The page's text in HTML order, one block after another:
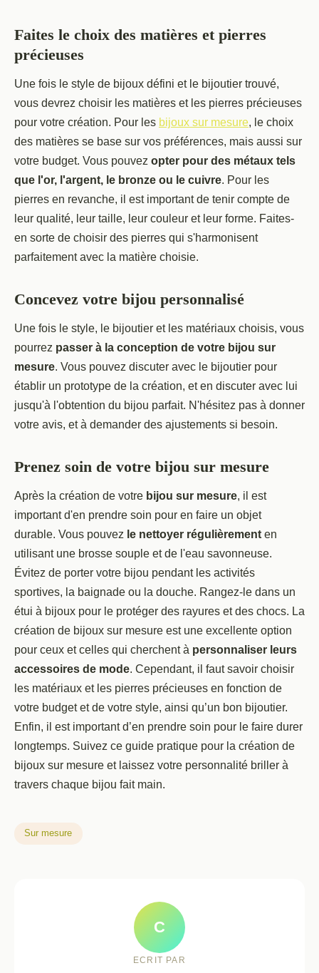
Faites le choix des matières et pierres
précieuses
Une fois le style de bijoux défini et le bijoutier trouvé,
vous devrez choisir les matières et les pierres précieuses
pour votre création. Pour les bijoux sur mesure, le choix
des matières se base sur vos préférences, mais aussi sur
votre budget. Vous pouvez opter pour des métaux tels
que l'or, l'argent, le bronze ou le cuivre. Pour les
pierres en revanche, il est important de tenir compte de
leur qualité, leur taille, leur couleur et leur forme. Faites-
en sorte de choisir des pierres qui s'harmonisent
parfaitement avec la matière choisie.
Concevez votre bijou personnalisé
Une fois le style, le bijoutier et les matériaux choisis, vous
pourrez passer à la conception de votre bijou sur
mesure. Vous pouvez discuter avec le bijoutier pour
établir un prototype de la création, et en discuter avec lui
jusqu'à l'obtention du bijou parfait. N'hésitez pas à donner
votre avis, et à demander des ajustements si besoin.
Prenez soin de votre bijou sur mesure
Après la création de votre bijou sur mesure, il est
important d'en prendre soin pour en faire un objet
durable. Vous pouvez le nettoyer régulièrement en
utilisant une brosse souple et de l'eau savonneuse.
Évitez de porter votre bijou pendant les activités
sportives, la baignade ou la douche. Rangez-le dans un
étui à bijoux pour le protéger des rayures et des chocs. La
création de bijoux sur mesure est une excellente option
pour ceux et celles qui cherchent à personnaliser leurs
accessoires de mode. Cependant, il faut savoir choisir
les matériaux et les pierres précieuses en fonction de
votre budget et de votre style, ainsi qu’un bon bijoutier.
Enfin, il est important d’en prendre soin pour le faire durer
longtemps. Suivez ce guide pratique pour la création de
bijoux sur mesure et laissez votre personnalité briller à
travers chaque bijou fait main.
Sur mesure
C
ECRIT PAR